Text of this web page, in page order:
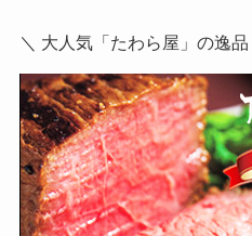
＼ 大人気「たわら屋」の逸品